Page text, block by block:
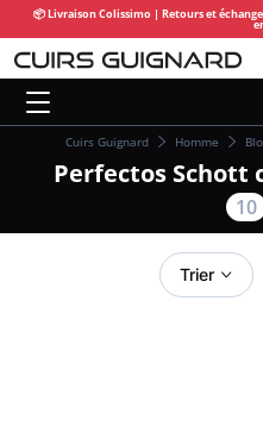
📦 Livraison Colissimo | Retours et
Cuirs Guignard Homme
Perfectos Schott
10
Trier